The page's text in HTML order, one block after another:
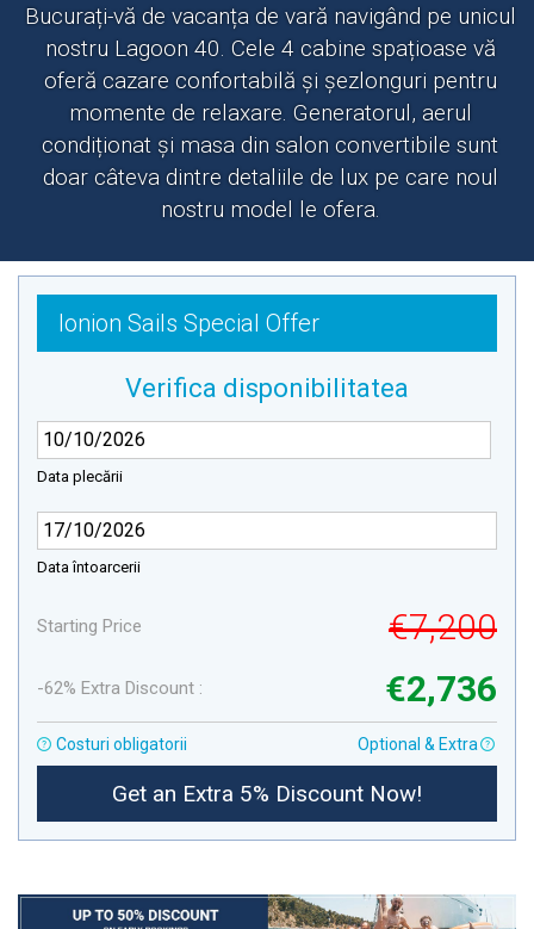
Bucurați-vă de vacanța de vară navigând pe unicul
nostru Lagoon 40. Cele 4 cabine spațioase vă
oferă cazare confortabilă și șezlonguri pentru
momente de relaxare. Generatorul, aerul
condiționat și masa din salon convertibile sunt
doar câteva dintre detaliile de lux pe care noul
nostru model le ofera.
Ionion Sails Special Offer
Verifica disponibilitatea
Data plecării
Data întoarcerii
Starting Price €7,200
-62% Extra Discount : €2,736
Costuri obligatorii Optional & Extra
Get an Extra 5% Discount Now!